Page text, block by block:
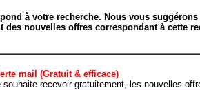
à votre recherche. Nous vous
des nouvelles offres correspondant à cette
mail (Gratuit & efficace)
souhaite recevoir gratuitement, les nouvelles